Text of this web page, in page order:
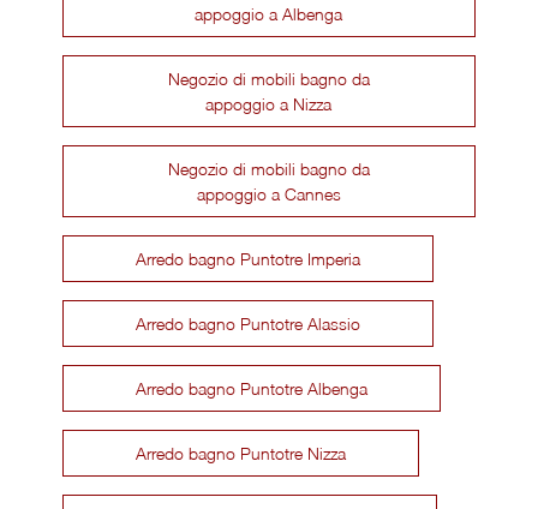
appoggio a Albenga
Negozio di mobili bagno da
appoggio a Nizza
Negozio di mobili bagno da
appoggio a Cannes
Arredo bagno Puntotre Imperia
Arredo bagno Puntotre Alassio
Arredo bagno Puntotre Albenga
Arredo bagno Puntotre Nizza